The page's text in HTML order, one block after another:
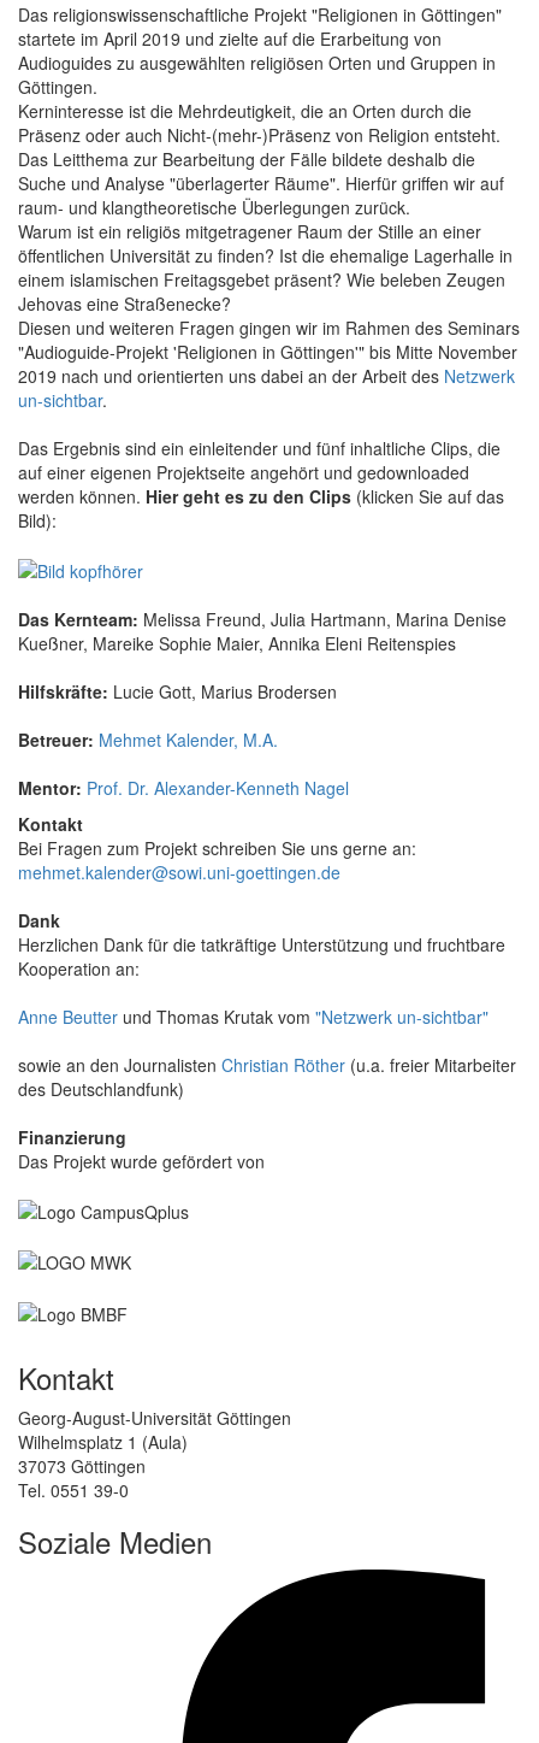
Das religionswissenschaftliche Projekt "Religionen in Göttingen"
startete im April 2019 und zielte auf die Erarbeitung von
Audioguides zu ausgewählten religiösen Orten und Gruppen in
Göttingen.
Kerninteresse ist die Mehrdeutigkeit, die an Orten durch die
Präsenz oder auch Nicht-(mehr-)Präsenz von Religion entsteht.
Das Leitthema zur Bearbeitung der Fälle bildete deshalb die
Suche und Analyse "überlagerter Räume". Hierfür griffen wir auf
raum- und klangtheoretische Überlegungen zurück.
Warum ist ein religiös mitgetragener Raum der Stille an einer
öffentlichen Universität zu finden? Ist die ehemalige Lagerhalle in
einem islamischen Freitagsgebet präsent? Wie beleben Zeugen
Jehovas eine Straßenecke?
Diesen und weiteren Fragen gingen wir im Rahmen des Seminars
"Audioguide-Projekt 'Religionen in Göttingen'" bis Mitte November
2019 nach und orientierten uns dabei an der Arbeit des Netzwerk
un-sichtbar.
Das Ergebnis sind ein einleitender und fünf inhaltliche Clips, die
auf einer eigenen Projektseite angehört und gedownloaded
werden können. Hier geht es zu den Clips (klicken Sie auf das
Bild):
Das Kernteam: Melissa Freund, Julia Hartmann, Marina Denise
Kueßner, Mareike Sophie Maier, Annika Eleni Reitenspies
Hilfskräfte: Lucie Gott, Marius Brodersen
Betreuer: Mehmet Kalender, M.A.
Mentor: Prof. Dr. Alexander-Kenneth Nagel
Kontakt
Bei Fragen zum Projekt schreiben Sie uns gerne an:
mehmet.kalender@sowi.uni-goettingen.de
Dank
Herzlichen Dank für die tatkräftige Unterstützung und fruchtbare
Kooperation an:
Anne Beutter und Thomas Krutak vom "Netzwerk un-sichtbar"
sowie an den Journalisten Christian Röther (u.a. freier Mitarbeiter
des Deutschlandfunk)
Finanzierung
Das Projekt wurde gefördert von
Kontakt
Georg-August-Universität Göttingen
Wilhelmsplatz 1 (Aula)
37073 Göttingen
Tel. 0551 39-0
Soziale Medien